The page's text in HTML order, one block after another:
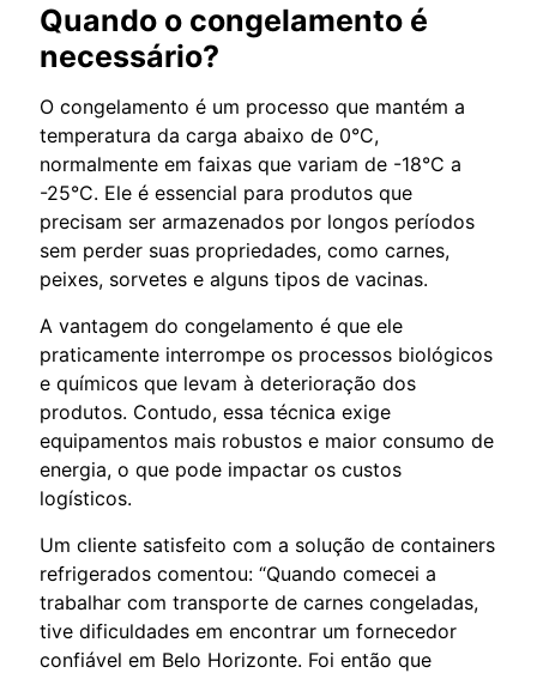
Quando o congelamento é
necessário?
O congelamento é um processo que mantém a
temperatura da carga abaixo de 0°C,
normalmente em faixas que variam de -18°C a
-25°C. Ele é essencial para produtos que
precisam ser armazenados por longos períodos
sem perder suas propriedades, como carnes,
peixes, sorvetes e alguns tipos de vacinas.
A vantagem do congelamento é que ele
praticamente interrompe os processos biológicos
e químicos que levam à deterioração dos
produtos. Contudo, essa técnica exige
equipamentos mais robustos e maior consumo de
energia, o que pode impactar os custos
logísticos.
Um cliente satisfeito com a solução de containers
refrigerados comentou: “Quando comecei a
trabalhar com transporte de carnes congeladas,
tive dificuldades em encontrar um fornecedor
confiável em Belo Horizonte. Foi então que